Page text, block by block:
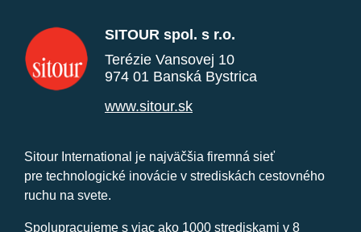
SITOUR spol. s r.o.
Terézie Vansovej 10
974 01 Banská Bystrica
www.sitour.sk
Sitour International je najväčšia firemná sieť
pre technologické inovácie v strediskách cestovného
ruchu na svete.
Spolupracujeme s viac ako 1000 strediskami v 8